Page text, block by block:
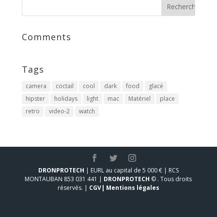
Comments
Tags
camera coctail cool dark food
glacé
hipster
holidays light mac Matériel
place
retro
video-2 watch
DRONPROTECH | EURL au capital de 5 000 € | RCS
MONTAUBAN 853 031 441 | DRONPROTECH © . Tous droits
réservés. | CGV| Mentions légales